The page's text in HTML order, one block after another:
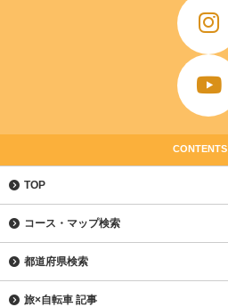
CONTENTS
TOP
コース・マップ検索
都道府県検索
旅×自転車 記事